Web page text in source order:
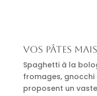
Vos pâtes
Spaghetti à la
fromages, gnocchi
proposent un